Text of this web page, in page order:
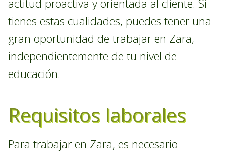
actitud proactiva y orientada al cliente. Si
tienes estas cualidades, puedes tener una
gran oportunidad de trabajar en Zara,
independientemente de tu nivel de
educación.
Requisitos laborales
Para trabajar en Zara, es necesario